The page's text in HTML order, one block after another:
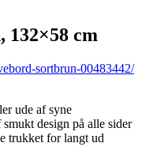
cm
sortbrun-00483442/
ude af syne
design på alle sider
trukket for langt ud